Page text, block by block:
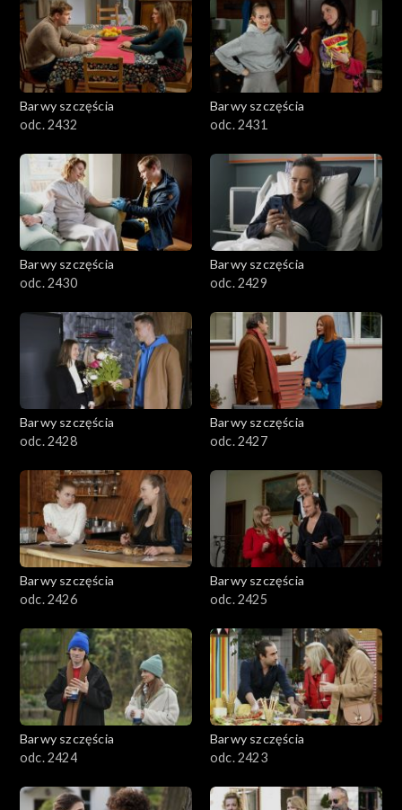
Barwy szczęścia
odc. 2432
Barwy szczęścia
odc. 2431
Barwy szczęścia
odc. 2430
Barwy szczęścia
odc. 2429
Barwy szczęścia
odc. 2428
Barwy szczęścia
odc. 2427
Barwy szczęścia
odc. 2426
Barwy szczęścia
odc. 2425
Barwy szczęścia
odc. 2424
Barwy szczęścia
odc. 2423